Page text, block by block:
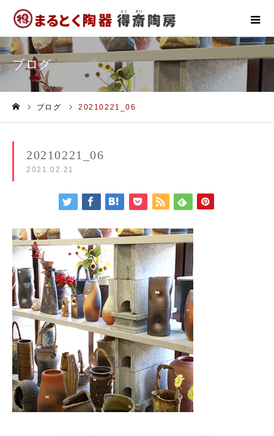
ブログ
ブログ 20210221_06
20210221_06
2021.02.21